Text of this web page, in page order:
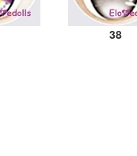
38